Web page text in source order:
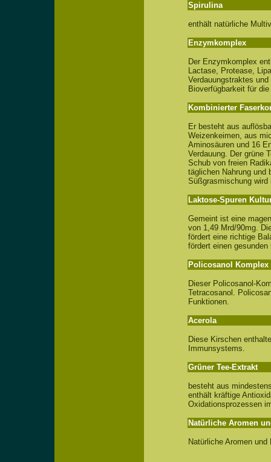
Spirulina
enthält natürliche
Enzymkomplex
Der Enzymkomplex
Lactase, Protease,
Verdauungstraktes
Bioverfügbarkeit für
Kombinierter
Er besteht aus
Weizenkeimen, aus
Aminosäuren und 16
Verdauung. Der grüne
Schub von freien
täglichen Nahrung und
Süßgrasmischung
Laktose-Spuren
Gemeint ist eine
von 1,49 Mrd/90mg.
fördert eine richtige
fördert einen
Policosanol Komplex
Dieser Policosanol-
Tetracosanol.
Funktionen.
Acerola
Diese Kirschen
Immunsystems.
Grüner Tee-Extrakt
besteht aus
enthält kräftige
Oxidationsprozessen
Natürliche Aromen
Natürliche Aromen